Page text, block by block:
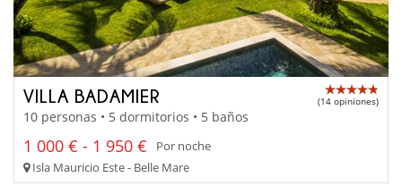
VILLA BADAMIER (14 opiniones)
10 personas • 5 dormitorios • 5 baños
1 000 € - 1 950 €
Por noche
Isla Mauricio Este - Belle Mare